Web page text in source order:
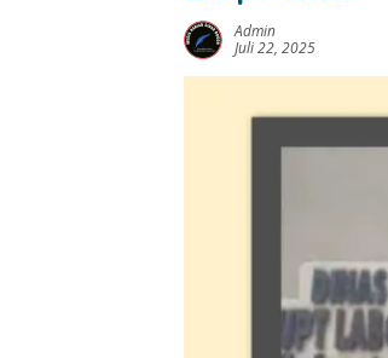
Admin
Juli 22, 2025